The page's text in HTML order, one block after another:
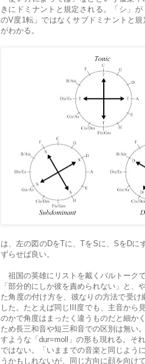
きにドミナントと規定される。「シ」
のV度1転」ではなくサブドミナントと
がわかる。
は、左の図のDをTに、TをSに、SをDに
ずらせば良い。
祖国の英雄にリストを戴くバルトーク
「部分的にしか彼を責められない」と、
た角度の付け方を、彼なりの方法で受
した。たとえば同じIII度でも、主音から
のかで角度はまったく違うものだと細か
ため長三和音や短三和音での区別は無い
すような「dur=moll」の形も現れる。そ
ではない。「いままでの音楽と同じよう
うかもしれないが、同じ方向に顔を向け